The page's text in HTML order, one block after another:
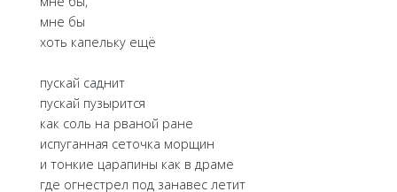
мне бы
хоть капельку ещё
пускай саднит
пускай пузырится
как соль на рваной ране
испуганная сеточка морщин
и тонкие царапины как в драме
где огнестрел под занавес летит